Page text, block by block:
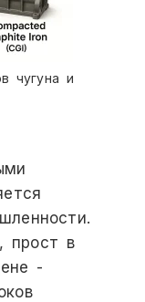
чугуна и
прост в
-